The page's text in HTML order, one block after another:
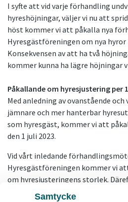
Samtycke
I syfte att vid varje förhandling
hyreshöjningar, väljer vi nu att
höst kommer vi att påkalla nya
Hyresgästföreningen om nya hyror
Konsekvensen av att ha två
kommer kunna ha lägre höjningar
Påkallande om hyresjustering per
Med anledning av ovanstående och
jämnare och mer hanterbar
som hyresgäst, kommer vi att
den 1 juli 2023.
Vid vårt inledande
Hyresgästföreningen kommer vi
om hyresjusteringens storlek.